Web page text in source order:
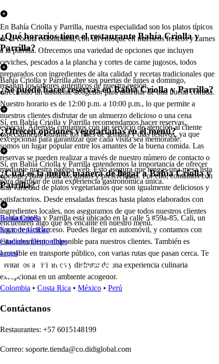
En Bahía Criolla y Parrilla, nuestra especialidad son los platos típicos
de la cocina colombiana, con un enfoque en mariscos frescos y carnes
a la parrilla. Ofrecemos una variedad de opciones que incluyen
ceviches, pescados a la plancha y cortes de carne jugosos, todos
preparados con ingredientes de alta calidad y recetas tradicionales que
resaltan los sabores auténticos de nuestra región.
¿Qué horarios tiene el restaurante Bahía Criolla y
Parrilla?
Bahía Criolla y Parrilla abre sus puertas de lunes a domingo,
ofreciendo un ambiente acogedor para disfrutar de una buena comida.
Nuestro horario es de 12:00 p.m. a 10:00 p.m., lo que permite a
nuestros clientes disfrutar de un almuerzo delicioso o una cena
especial. Además, contamos con un servicio de atención al cliente
excepcional para garantizar que cada visita sea memorable.
¿Se puede hacer reservas en Bahía Criolla y Parrilla?
Sí, en Bahía Criolla y Parrilla recomendamos hacer reservas,
especialmente durante los fines de semana y días festivos, ya que
somos un lugar popular entre los amantes de la buena comida. Las
reservas se pueden realizar a través de nuestro número de contacto o
mediante nuestra página web. Esto asegura que tengas una mesa lista
para disfrutar de una experiencia gastronómica única.
¿Ofrecen opciones vegetarianas en el menú?
Sí, en Bahía Criolla y Parrilla entendemos la importancia de ofrecer
opciones para todos los gustos y preferencias. Por ello, contamos con
una variedad de platos vegetarianos que son igualmente deliciosos y
satisfactorios. Desde ensaladas frescas hasta platos elaborados con
ingredientes locales, nos aseguramos de que todos nuestros clientes
encuentren algo que les encante en nuestro menú.
¿Cuál es la mejor manera de llegar a Bahía Criolla y
Parrilla?
Bahía Criolla y Parrilla está ubicado en la calle 5 #59a-85, Cali, un
lugar de fácil acceso. Puedes llegar en automóvil, y contamos con
estacionamiento disponible para nuestros clientes. También es
accesible en transporte público, con varias rutas que pasan cerca. Te
invitamos a visitarnos y disfrutar de una experiencia culinaria
excepcional en un ambiente acogedor.
Restaurantes
Socio repartidor
Ciudades Disponibles
Legal
Colombia • Costa Rica • México • Perú
Contáctanos
Restaurantes: +57 6015148199
Correo: soporte.tienda@co.didiglobal.com